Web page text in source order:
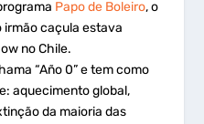
Papo de Boleiro, o
irmão caçula estava
no Chile.
“Año 0” e tem como
aquecimento global,
da maioria das